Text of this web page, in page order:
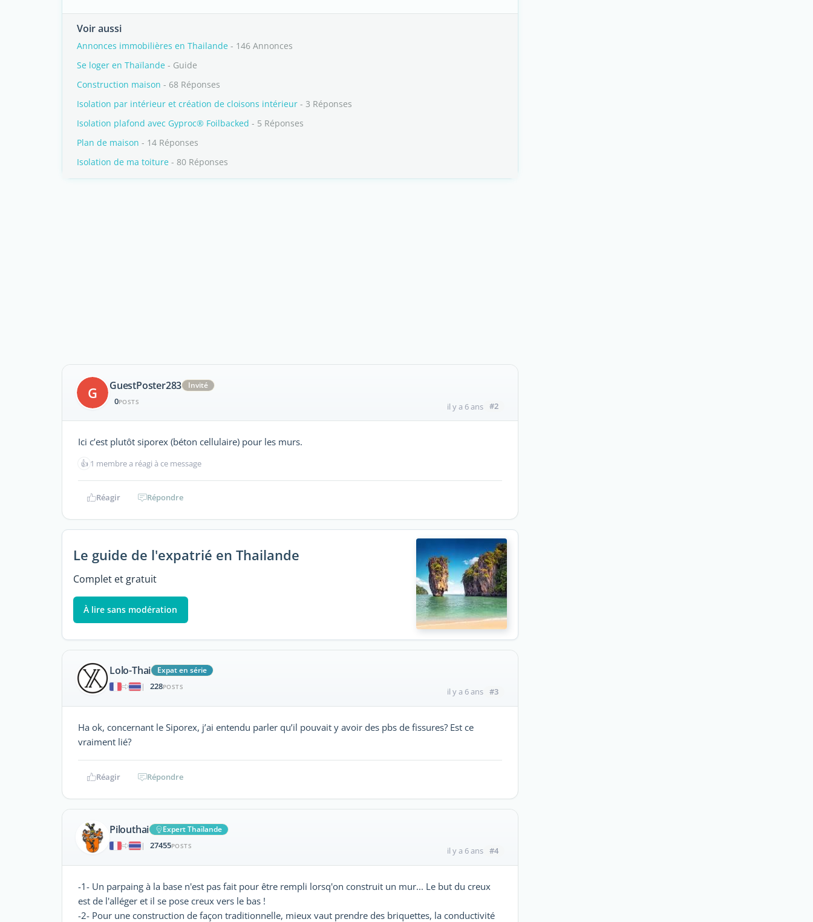
Voir aussi
Annonces immobilières en Thailande - 146 Annonces
Se loger en Thaïlande - Guide
Construction maison - 68 Réponses
Isolation par intérieur et création de cloisons intérieur - 3 Réponses
Isolation plafond avec Gyproc® Foilbacked - 5 Réponses
Plan de maison - 14 Réponses
Isolation de ma toiture - 80 Réponses
G GuestPoster283 Invité
0POSTS il y a 6 ans #2
Ici c’est plutôt siporex (béton cellulaire) pour les murs.
👍 1 membre a réagi à ce message
Réagir Répondre
Le guide de l'expatrié en Thailande
Complet et gratuit
À lire sans modération
Lolo-Thai
Expat en série
|
228POSTS il y a 6 ans #3
Ha ok, concernant le Siporex, j’ai entendu parler qu’il pouvait y avoir des pbs de fissures? Est ce
vraiment lié?
Réagir Répondre
Pilouthai
Expert Thaïlande
|
27455POSTS il y a 6 ans #4
-1- Un parpaing à la base n'est pas fait pour être rempli lorsq'on construit un mur... Le but du creux
est de l'alléger et il se pose creux vers le bas !
-2- Pour une construction de façon traditionnelle, mieux vaut prendre des briquettes, la conductivité